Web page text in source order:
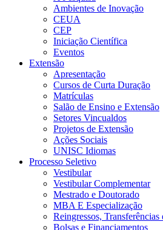
Ambientes de Inovação
CEUA
CEP
Iniciação Científica
Eventos
Extensão
Apresentação
Cursos de Curta Duração
Matrículas
Salão de Ensino e Extensão
Setores Vincualdos
Projetos de Extensão
Ações Sociais
UNISC Idiomas
Processo Seletivo
Vestibular
Vestibular Complementar
Mestrado e Doutorado
MBA E Especialização
Reingressos,
Bolsas e Financiamentos